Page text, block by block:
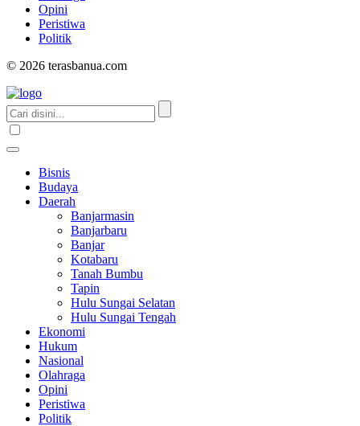
Opini
Peristiwa
Politik
© 2026 terasbanua.com
Bisnis
Budaya
Daerah
Banjarmasin
Banjarbaru
Banjar
Kotabaru
Tanah Bumbu
Tapin
Hulu Sungai Selatan
Hulu Sungai Tengah
Ekonomi
Hukum
Nasional
Olahraga
Opini
Peristiwa
Politik